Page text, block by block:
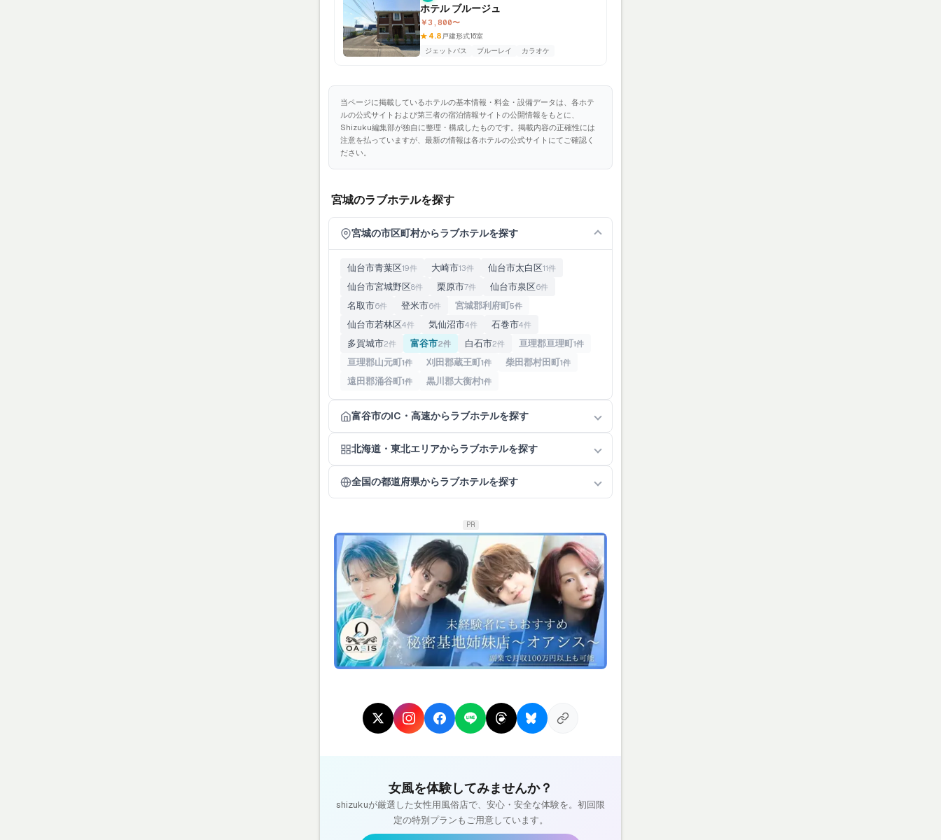
ホテル ブルージュ
￥3,800〜
★ 4.8 戸建形式16室
ジェットバス
ブルーレイ カラオケ
当ページに掲載しているホテルの基本情報・料金・設備データは、各ホテ
ルの公式サイトおよび第三者の宿泊情報サイトの公開情報をもとに、
Shizuku編集部が独自に整理・構成したものです。掲載内容の正確性には
注意を払っていますが、最新の情報は各ホテルの公式サイトにてご確認く
ださい。
宮城のラブホテルを探す
宮城の市区町村からラブホテルを探す
仙台市青葉区19件 大崎市13件 仙台市太白区11件
仙台市宮城野区8件 栗原市7件 仙台市泉区6件
名取市6件 登米市6件 宮城郡利府町5件
仙台市若林区4件 気仙沼市4件 石巻市4件
多賀城市2件 富谷市2件 白石市2件 亘理郡亘理町1件
亘理郡山元町1件 刈田郡蔵王町1件 柴田郡村田町1件
遠田郡涌谷町1件 黒川郡大衡村1件
富谷市のIC・高速からラブホテルを探す
北海道・東北エリアからラブホテルを探す
全国の都道府県からラブホテルを探す
PR
女風を体験してみませんか？
shizukuが厳選した女性用風俗店で、安心・安全な体験を。初回限
定の特別プランもご用意しています。